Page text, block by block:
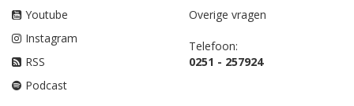
Youtube
Instagram
RSS
Podcast
Overige vragen
Telefoon:
0251 - 257924